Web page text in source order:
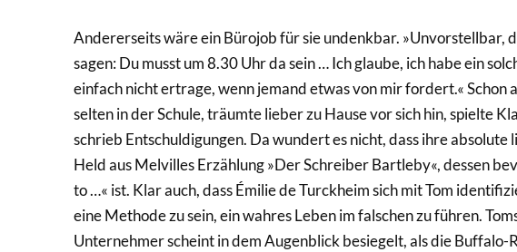
Andererseits wäre ein Bürojob für sie undenkbar. »Unvorstellbar,
sagen: Du musst um 8.30 Uhr da sein … Ich glaube, ich habe ein
einfach nicht ertrage, wenn jemand etwas von mir fordert.« Schon
selten in der Schule, träumte lieber zu Hause vor sich hin, spielte
schrieb Entschuldigungen. Da wundert es nicht, dass ihre
Held aus Melvilles Erzählung »Der Schreiber Bartleby«, dessen
to …« ist. Klar auch, dass Émilie de Turckheim sich mit Tom
eine Methode zu sein, ein wahres Leben im falschen zu führen.
Unternehmer scheint in dem Augenblick besiegelt, als die Buffalo-